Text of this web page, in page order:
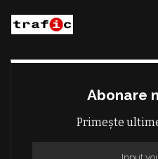
Abonare
Primește